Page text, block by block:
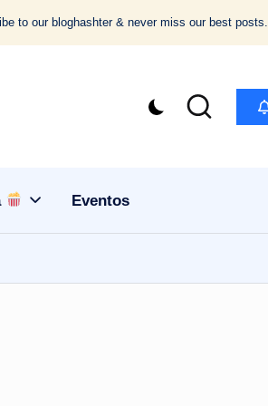
to our bloghashter & never miss our best posts.
Eventos